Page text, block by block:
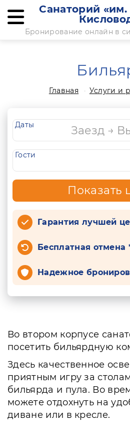
Санаторий «им.
Бронирование онлайн в
Главная Услуги и
Даты
Гости
Показать
Гарантия лучшей
Бесплатная отмена
Надежное
Во втором корпусе
посетить бильярдную
Здесь качественное
приятным игру за
бильярда и пула. Во
можете отдохнуть на
диване или в кресле.